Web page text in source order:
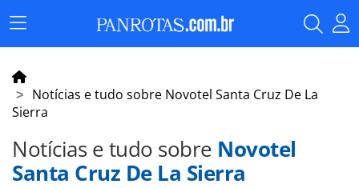
Menu
Principal
Notícias e tudo sobre Novotel Santa Cruz De La
Sierra
Notícias e tudo sobre Novotel
Santa Cruz De La Sierra